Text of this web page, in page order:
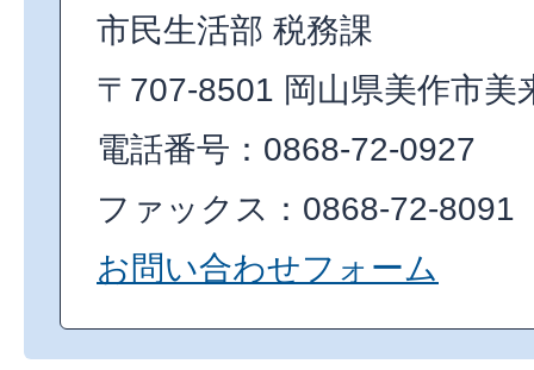
市民生活部 税務課
〒707-8501 岡山県美作市美
電話番号：0868-72-0927
ファックス：0868-72-8091
お問い合わせフォーム